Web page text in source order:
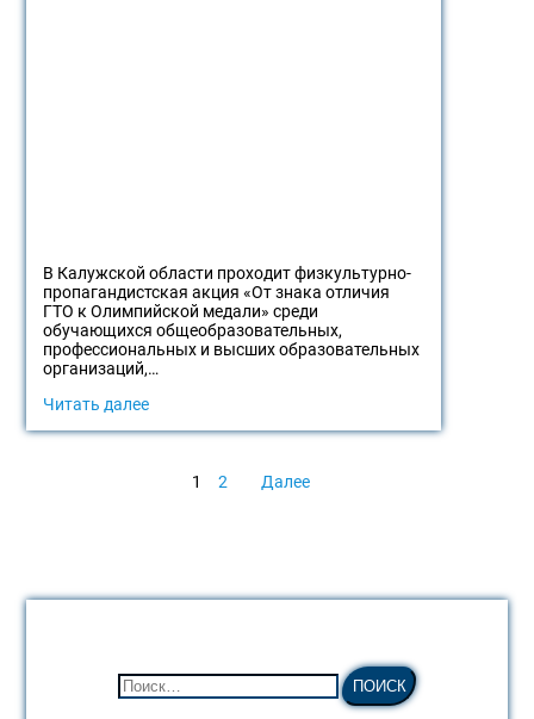
В Калужской области проходит физкультурно-
пропагандистская акция «От знака отличия
ГТО к Олимпийской медали» среди
обучающихся общеобразовательных,
профессиональных и высших образовательных
организаций,…
Читать далее
1 2 Далее